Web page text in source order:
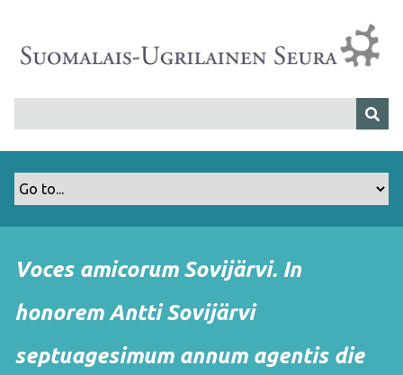
i
Voces amicorum Sovijärvi. In
honorem Antti Sovijärvi
septuagesimum annum agentis die